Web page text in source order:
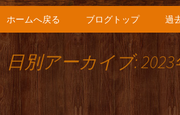
コンテンツへ移動
ホームへ戻る ブログトップ 過
日別アーカイブ: